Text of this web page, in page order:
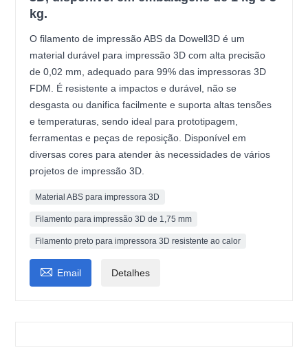
kg.
O filamento de impressão ABS da Dowell3D é um
material durável para impressão 3D com alta precisão
de 0,02 mm, adequado para 99% das impressoras 3D
FDM. É resistente a impactos e durável, não se
desgasta ou danifica facilmente e suporta altas tensões
e temperaturas, sendo ideal para prototipagem,
ferramentas e peças de reposição. Disponível em
diversas cores para atender às necessidades de vários
projetos de impressão 3D.
Material ABS para impressora 3D
Filamento para impressão 3D de 1,75 mm
Filamento preto para impressora 3D resistente ao calor
 Email Detalhes